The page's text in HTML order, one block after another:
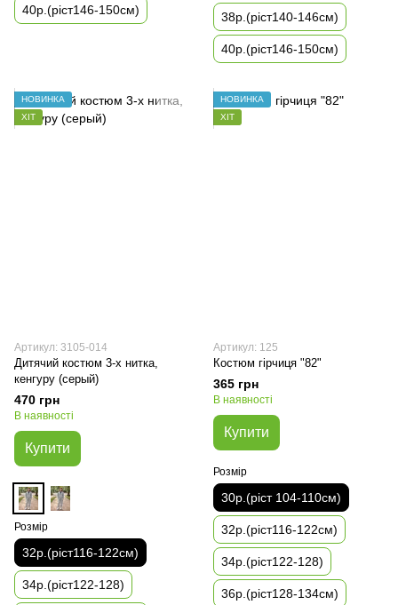
40р.(ріст146-150см) 38р.(ріст140-146см)
40р.(ріст146-150см)
НОВИНКА
ХІТ
Артикул: 3105-014
Дитячий костюм 3-х нитка,
кенгуру (серый)
470 грн
В наявності
Купити
Розмір
32р.(ріст116-122см)
34р.(ріст122-128)
НОВИНКА
ХІТ
Артикул: 125
Костюм гірчиця "82"
365 грн
В наявності
Купити
Розмір
30р.(ріст 104-110см)
32р.(ріст116-122см)
34р.(ріст122-128)
36р.(ріст128-134см)